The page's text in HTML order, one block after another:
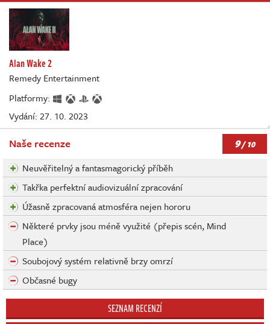
Alan Wake 2
Remedy Entertainment
Platformy:
Vydání: 27. 10. 2023
Naše recenze 9/ 10
Neuvěřitelný a fantasmagorický příběh
Takřka perfektní audiovizuální zpracování
Úžasně zpracovaná atmosféra nejen hororu
Některé prvky jsou méně využité (přepis scén, Mind
Place)
Soubojový systém relativně brzy omrzí
Občasné bugy
SEZNAM RECENZÍ